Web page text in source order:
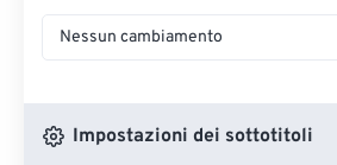
Nessun cambiamento
Impostazioni dei sottotitoli